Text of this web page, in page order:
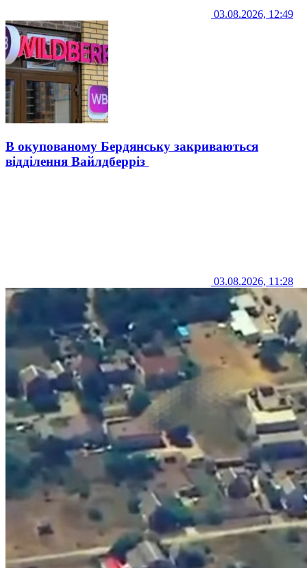
03.08.2026, 12:49
В окупованому Бердянську закриваються
відділення Вайлдберріз
03.08.2026, 11:28